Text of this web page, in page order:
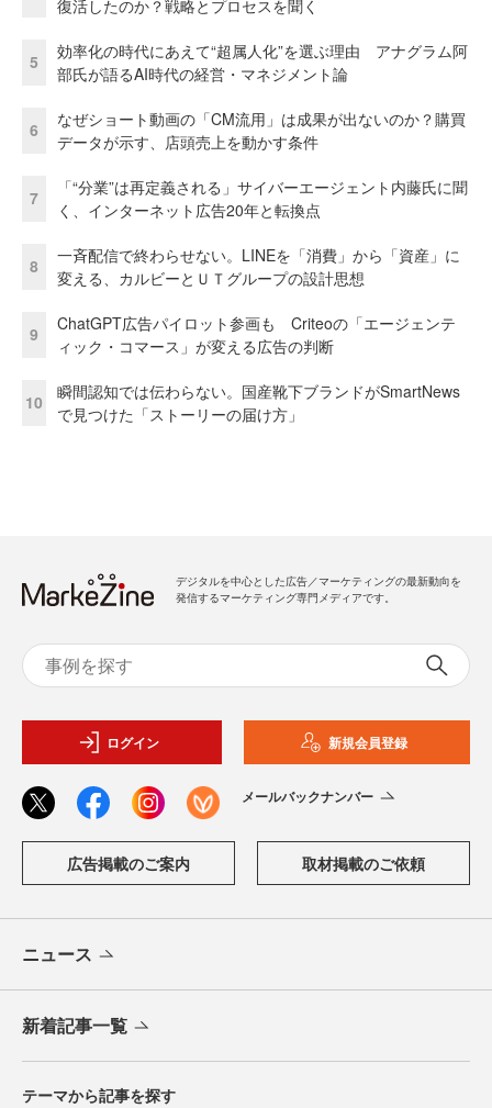
復活したのか？戦略とプロセスを聞く
5
効率化の時代にあえて“超属人化”を選ぶ理由 アナグラム阿
部氏が語るAI時代の経営・マネジメント論
6
なぜショート動画の「CM流用」は成果が出ないのか？購買
データが示す、店頭売上を動かす条件
7
「“分業”は再定義される」サイバーエージェント内藤氏に聞
く、インターネット広告20年と転換点
8
一斉配信で終わらせない。LINEを「消費」から「資産」に
変える、カルビーとＵＴグループの設計思想
9
ChatGPT広告パイロット参画も Criteoの「エージェンテ
ィック・コマース」が変える広告の判断
10
瞬間認知では伝わらない。国産靴下ブランドがSmartNews
で見つけた「ストーリーの届け方」
デジタルを中心とした広告／マーケティングの最新動向を
発信するマーケティング専門メディアです。
ログイン 新規会員登録
メールバックナンバー
広告掲載のご案内 取材掲載のご依頼
ニュース
新着記事一覧
テーマから記事を探す